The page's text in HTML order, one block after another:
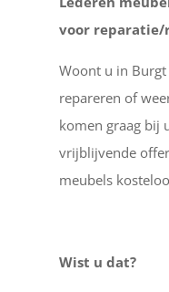
voor
Woont u in
repareren of
komen graag bij
vrijblijvende
meubels
Wist u dat?